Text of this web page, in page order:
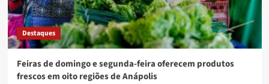
Destaques
Feiras de domingo e segunda-feira oferecem produtos
frescos em oito regiões de Anápolis